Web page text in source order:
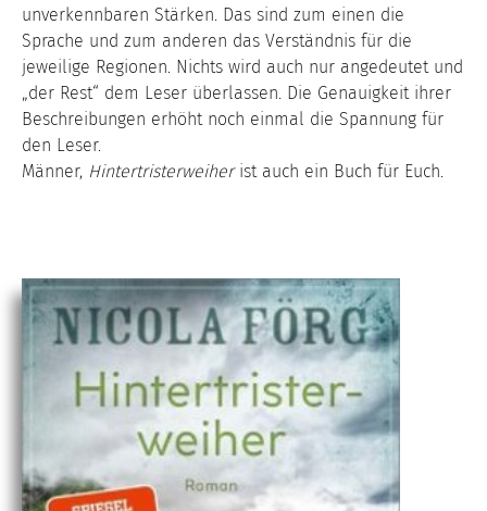
unverkennbaren Stärken. Das sind zum einen die
Sprache und zum anderen das Verständnis für die
jeweilige Regionen. Nichts wird auch nur angedeutet und
„der Rest“ dem Leser überlassen. Die Genauigkeit ihrer
Beschreibungen erhöht noch einmal die Spannung für
den Leser.
Männer, Hintertristerweiherist auch ein Buch für Euch.